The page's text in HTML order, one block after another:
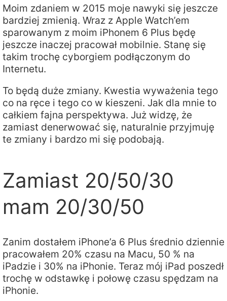
Moim zdaniem w 2015 moje nawyki się jeszcze
bardziej zmienią. Wraz z Apple Watch’em
sparowanym z moim iPhonem 6 Plus będę
jeszcze inaczej pracował mobilnie. Stanę się
takim trochę cyborgiem podłączonym do
Internetu.
To będą duże zmiany. Kwestia wyważenia tego
co na ręce i tego co w kieszeni. Jak dla mnie to
całkiem fajna perspektywa. Już widzę, że
zamiast denerwować się, naturalnie przyjmuję
te zmiany i bardzo mi się podobają.
Zamiast 20/50/30
mam 20/30/50
Zanim dostałem iPhone’a 6 Plus średnio dziennie
pracowałem 20% czasu na Macu, 50 % na
iPadzie i 30% na iPhonie. Teraz mój iPad poszedł
trochę w odstawkę i połowę czasu spędzam na
iPhonie.